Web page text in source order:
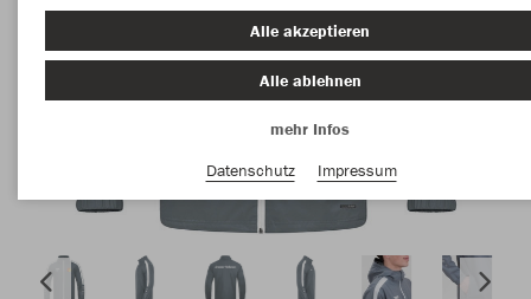
Alle akzeptieren
Alle ablehnen
mehr Infos
Datenschutz
Impressum